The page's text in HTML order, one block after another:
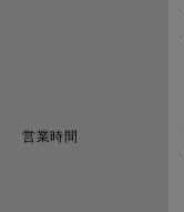
営業時間